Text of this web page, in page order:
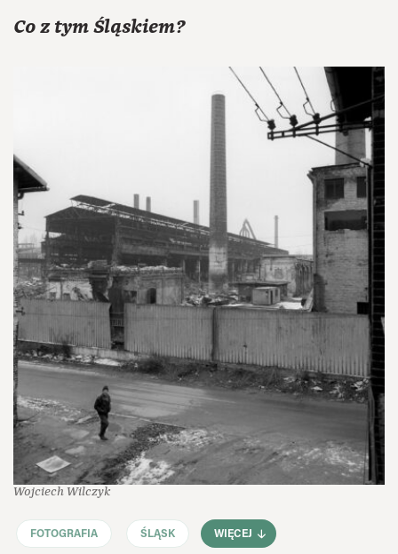
Co z tym Śląskiem?
Wojciech Wilczyk
FOTOGRAFIA ŚLĄSK WIĘCEJ